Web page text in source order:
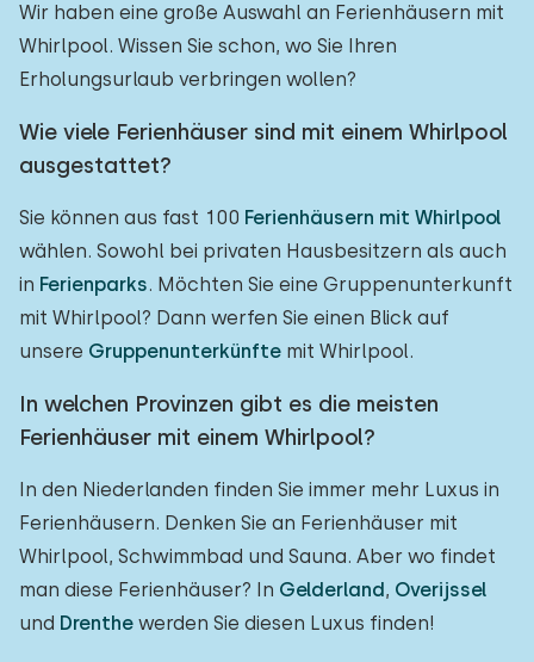
Wir haben eine große Auswahl an Ferienhäusern mit
Whirlpool. Wissen Sie schon, wo Sie Ihren
Erholungsurlaub verbringen wollen?
Wie viele Ferienhäuser sind mit einem Whirlpool
ausgestattet?
Sie können aus fast 100 Ferienhäusern mit Whirlpool
wählen. Sowohl bei privaten Hausbesitzern als auch
in Ferienparks. Möchten Sie eine Gruppenunterkunft
mit Whirlpool? Dann werfen Sie einen Blick auf
unsere Gruppenunterkünfte mit Whirlpool.
In welchen Provinzen gibt es die meisten
Ferienhäuser mit einem Whirlpool?
In den Niederlanden finden Sie immer mehr Luxus in
Ferienhäusern. Denken Sie an Ferienhäuser mit
Whirlpool, Schwimmbad und Sauna. Aber wo findet
man diese Ferienhäuser? In Gelderland, Overijssel
und Drenthe werden Sie diesen Luxus finden!